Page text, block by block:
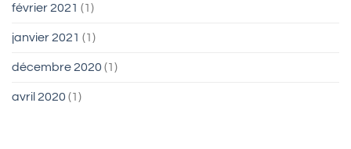
février 2021 (1)
janvier 2021 (1)
décembre 2020 (1)
avril 2020 (1)